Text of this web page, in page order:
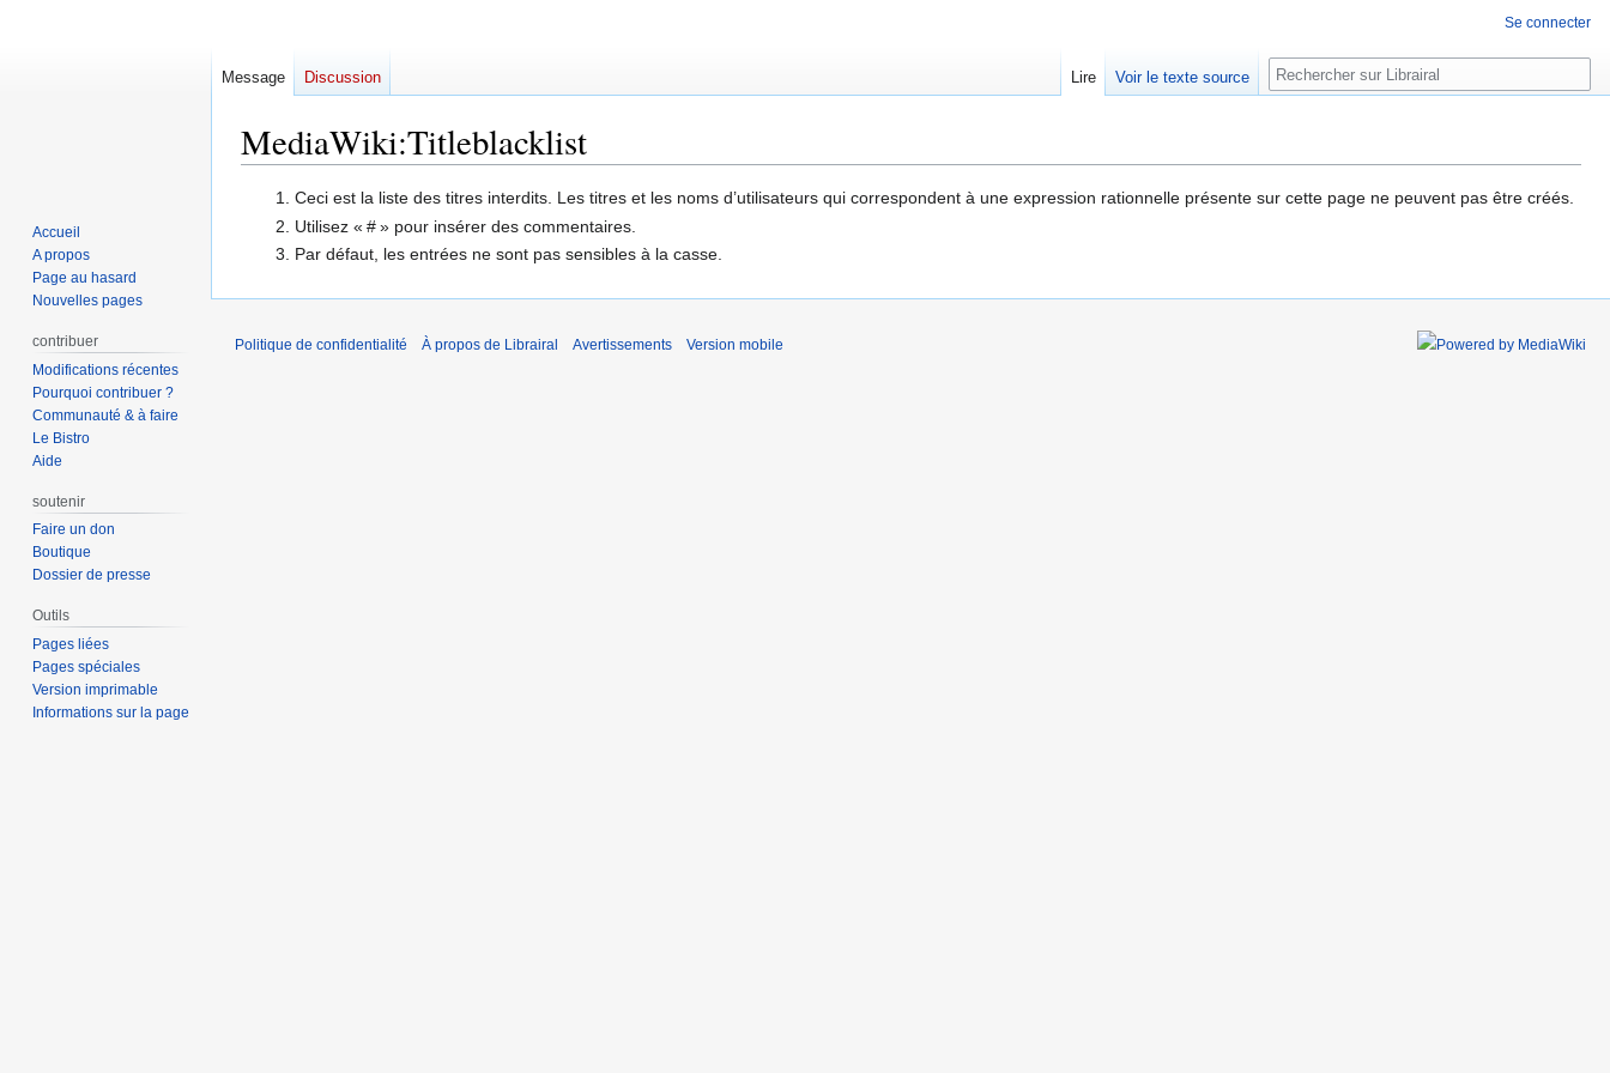
MediaWiki:Titleblacklist
Ceci est la liste des titres interdits. Les titres et les noms d’utilisateurs qui correspondent à une expression rationnelle présente sur cette page ne peuvent pas être créés.
Utilisez « # » pour insérer des commentaires.
Par défaut, les entrées ne sont pas sensibles à la casse.
Se connecter
Message Discussion Lire Voir le texte source Rechercher
Accueil
A propos
Page au hasard
Nouvelles pages
contribuer
Modifications récentes
Pourquoi contribuer ?
Communauté & à faire
Le Bistro
Aide
soutenir
Faire un don
Boutique
Dossier de presse
Outils
Pages liées
Pages spéciales
Version imprimable
Informations sur la page
Politique de confidentialité À propos de Librairal Avertissements Version mobile